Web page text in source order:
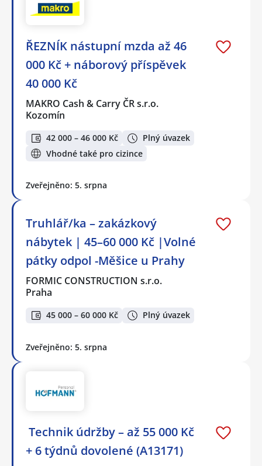
ŘEZNÍK nástupní mzda až 46
000 Kč + náborový příspěvek
40 000 Kč
MAKRO Cash & Carry ČR s.r.o.
Kozomín
42 000 – 46 000 Kč
Plný úvazek
Vhodné také pro cizince
Zveřejněno: 5. srpna
Truhlář/ka – zakázkový
nábytek | 45–60 000 Kč |Volné
pátky odpol -Měšice u Prahy
FORMIC CONSTRUCTION s.r.o.
Praha
45 000 – 60 000 Kč Plný úvazek
Zveřejněno: 5. srpna
️ Technik údržby – až 55 000 Kč
+ 6 týdnů dovolené (A13171)